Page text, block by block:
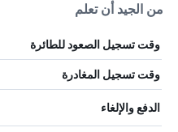
من الجيد أن تعلم
وقت تسجيل الصعود للطائرة
وقت تسجيل المغادرة
الدفع والإلغاء